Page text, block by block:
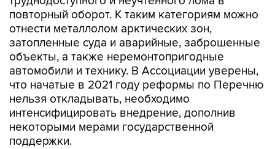
повторный оборот. К таким категориям можно
отнести металлолом арктических зон,
затопленные суда и аварийные, заброшенные
объекты, а также неремонтопригодные
автомобили и технику. В Ассоциации уверены,
что начатые в 2021 году реформы по Перечню
нельзя откладывать, необходимо
интенсифицировать внедрение, дополнив
некоторыми мерами государственной
поддержки.